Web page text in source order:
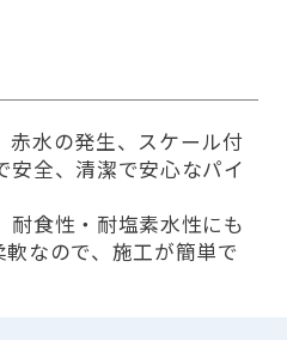
赤水の発生、スケール付
安全、清潔で安心なパイ
耐食性・耐塩素水性にも
なので、施工が簡単で